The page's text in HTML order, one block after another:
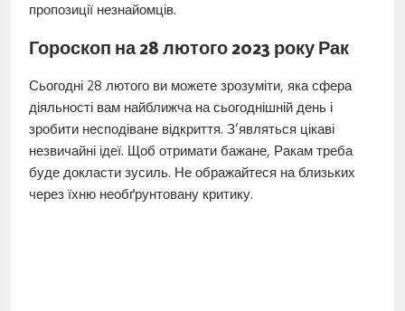
пропозиції незнайомців.
Гороскоп на 28 лютого 2023 року Рак
Сьогодні 28 лютого ви можете зрозуміти, яка сфера
діяльності вам найближча на сьогоднішній день і
зробити несподіване відкриття. З’являться цікаві
незвичайні ідеї. Щоб отримати бажане, Ракам треба
буде докласти зусиль. Не ображайтеся на близьких
через їхню необґрунтовану критику.